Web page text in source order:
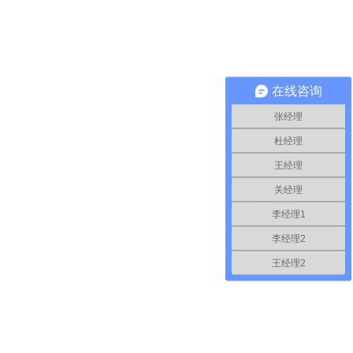
在线咨询
张经理
杜经理
王经理
关经理
李经理1
李经理2
王经理2